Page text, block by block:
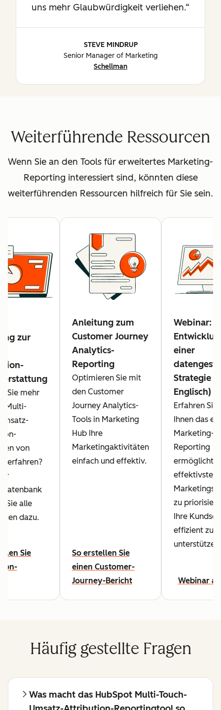
uns mehr Glaubwürdigkeit verliehen.
STEVE MINDRUP
Senior Manager of Marketing
Schellman
Weiterführende Ressourcen
Wenn Sie an den Tools für erweitertes Marketing-
Reporting interessiert sind, könnten diese
weiterführenden Ressourcen hilfreich für Sie sein.
zur
Sie mehr
Multi-
von
erfahren?
Sie alle
dazu.
Sie
Anleitung zum
Customer Journey
Analytics-
Reporting
Optimieren Sie mit
den Customer
Journey Analytics-
Tools in Marketing
Hub Ihre
Marketingaktivitäten
einfach und effektiv.
So erstellen Sie
einen Customer-
Journey-Bericht
Webinar:
einer
Strategie
Englisch)
Erfahren
Ihnen das
Marketing-
Reporting
ermöglicht,
effektivsten
zu
Ihre
effizient zu
unterstützen.
Webinar
Häufig gestellte Fragen
Was macht das HubSpot Multi-Touch-